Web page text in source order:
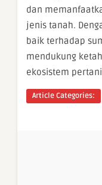
dan
jenis tanah.
baik terhadap
mendukung
ekosistem
Article Categories: